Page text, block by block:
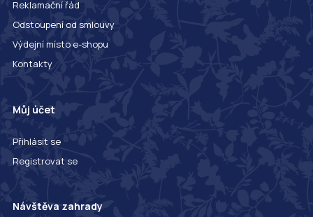
Reklamační řád
Odstoupení od smlouvy
Výdejní místo e-shopu
Kontakty
Můj účet
Přihlásit se
Registrovat se
Návštěva zahrady